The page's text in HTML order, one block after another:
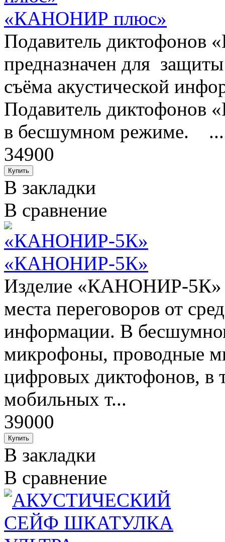
«КАНОНИР плюс»
Подавитель
предназначен для защиты
съёма акустической
Подавитель диктофонов
в бесшумном режиме. ...
34900
В закладки
В сравнение
«КАНОНИР-5К»
Изделие «КАНОНИР-5К»
места переговоров от
информации. В
микрофоны, проводные
цифровых диктофонов, в
мобильных т...
39000
В закладки
В сравнение